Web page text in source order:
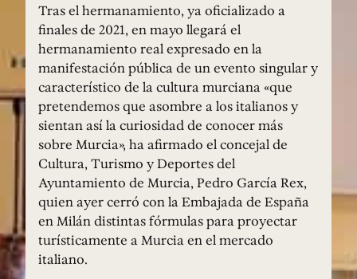
Tras el hermanamiento, ya oficializado a
finales de 2021, en mayo llegará el
hermanamiento real expresado en la
manifestación pública de un evento singular y
característico de la cultura murciana «que
pretendemos que asombre a los italianos y
sientan así la curiosidad de conocer más
sobre Murcia», ha afirmado el concejal de
Cultura, Turismo y Deportes del
Ayuntamiento de Murcia, Pedro García Rex,
quien ayer cerró con la Embajada de España
en Milán distintas fórmulas para proyectar
turísticamente a Murcia en el mercado
italiano.